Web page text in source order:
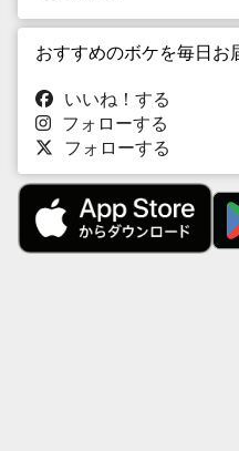
おすすめのボケを毎日お
いいね！する
フォローする
フォローする